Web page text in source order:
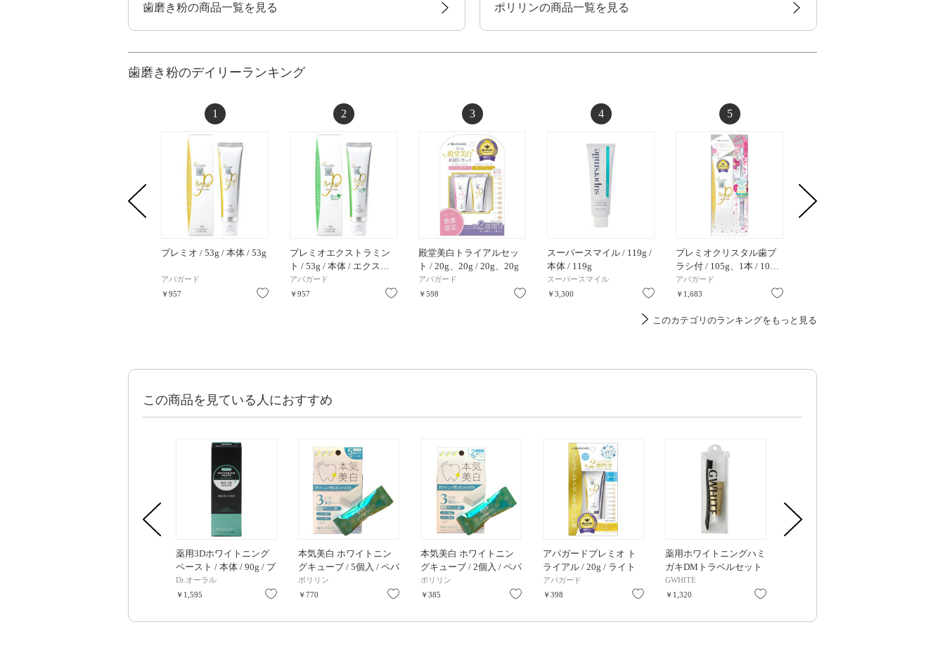
歯磨き粉の商品一覧を見る ポリリンの商品一覧を見る
歯磨き粉のデイリーランキング
1
プレミオ / 53g / 本体 / 53g
アパガード
￥957
お気に入り
2
プレミオエクストラミン
ト / 53g / 本体 / エクス…
アパガード
￥957
お気に入り
3
殿堂美白トライアルセッ
ト / 20g、20g / 20g、20g
アパガード
￥598
お気に入り
4
スーパースマイル / 119g /
本体 / 119g
スーパースマイル
￥3,300
お気に入り
5
プレミオクリスタル歯ブ
ラシ付 / 105g、1本 / 10…
アパガード
￥1,683
このカテゴリのランキングをもっと見る
この商品を見ている人におすすめ
薬用3Dホワイトニング
ペースト / 本体 / 90g / プ
ライムミント / プライム
ミント
Dr.オーラル
￥1,595
お気に入り
本気美白 ホワイトニン
グキューブ / 5個入 / ペパ
ーミント
ポリリン
￥770
お気に入り
本気美白 ホワイトニン
グキューブ / 2個入 / ペパ
ーミント
ポリリン
￥385
お気に入り
アパガードプレミオ ト
ライアル / 20g / ライト
ミント
アパガード
￥398
お気に入り
薬用ホワイトニングハミ
ガキDMトラベルセット
/ 本体 / 30g / ダズルミン
ト
GWHITE
￥1,320